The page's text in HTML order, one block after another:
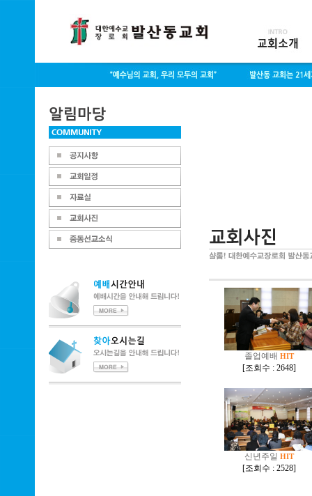
졸업예배 HIT
[조회수 : 2648]
신년주일 HIT
[조회수 : 2528]